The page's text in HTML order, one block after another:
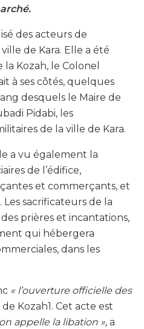
des acteurs de
de Kara. Elle a été
Kozah, le Colonel
à ses côtés, quelques
desquels le Maire de
Pidabi, les
de la ville de Kara.
a vu également la
de l’édifice,
et commerçants, et
sacrificateurs de la
prières et incantations,
qui hébergera
dans les
« l’ouverture officielle des
Kozah1. Cet acte est
appelle la libation », a